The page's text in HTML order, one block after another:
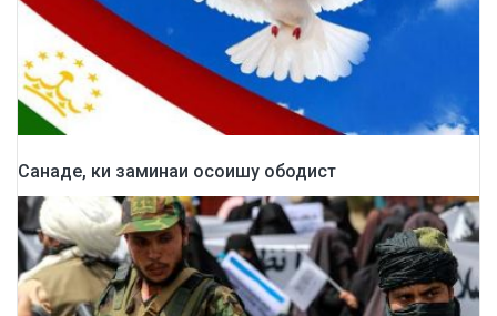
Санаде, ки заминаи осоишу ободист